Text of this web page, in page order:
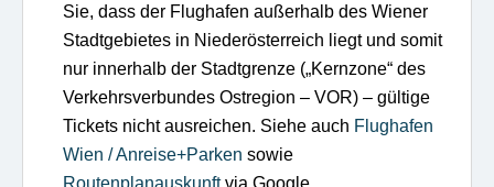
Sie, dass der Flughafen außerhalb des Wiener
Stadtgebietes in Niederösterreich liegt und somit
nur innerhalb der Stadtgrenze („Kernzone“ des
Verkehrsverbundes Ostregion – VOR) – gültige
Tickets nicht ausreichen. Siehe auch Flughafen
Wien / Anreise+Parken sowie
Routenplanauskunftvia Google